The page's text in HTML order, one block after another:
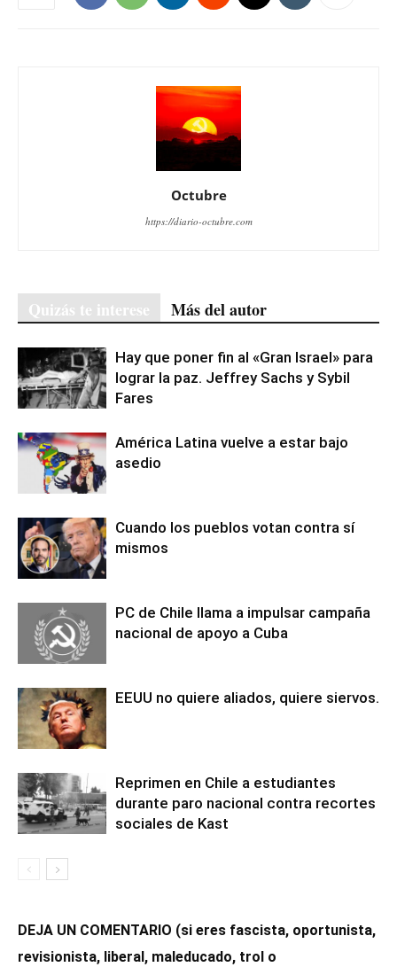
Octubre
https://diario-octubre.com
Quizás te interese Más del autor
Hay que poner fin al «Gran Israel» para
lograr la paz. Jeffrey Sachs y Sybil
Fares
América Latina vuelve a estar bajo
asedio
Cuando los pueblos votan contra sí
mismos
PC de Chile llama a impulsar campaña
nacional de apoyo a Cuba
EEUU no quiere aliados, quiere siervos.
Reprimen en Chile a estudiantes
durante paro nacional contra recortes
sociales de Kast
DEJA UN COMENTARIO (si eres fascista, oportunista,
revisionista, liberal, maleducado, trol o